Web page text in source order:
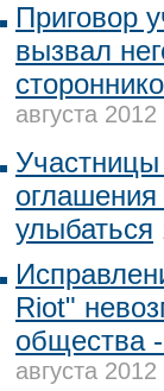
Приговор
вызвал
августа
улыбаться
Riot"
общества
августа